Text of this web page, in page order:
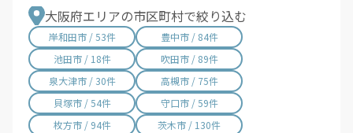
大阪市平野区 / 37件
大阪市北区 / 86件
大阪市中央区 / 115件
堺市堺区 / 87件
堺市中区 / 46件
堺市東区 / 12件
堺市西区 / 53件
堺市南区 / 17件
堺市北区 / 37件
堺市美原区 / 11件
大阪府エリアの市区町村で絞り込む
岸和田市 / 53件
豊中市 / 84件
池田市 / 18件
吹田市 / 89件
泉大津市 / 30件
高槻市 / 75件
貝塚市 / 54件
守口市 / 59件
枚方市 / 94件
茨木市 / 130件